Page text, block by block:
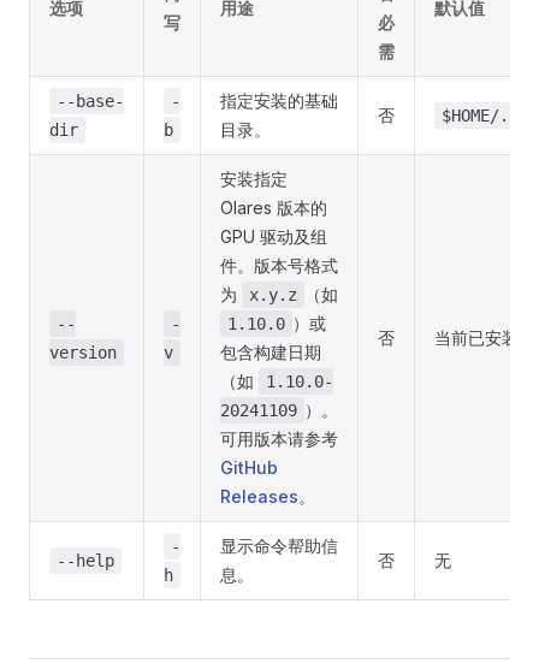
选项
写
用途
必
需
默认值
--base-
dir
-
b
指定安装的基础
目录。
否 $HOME/
--
version
-
v
安装指定
Olares 版本的
GPU 驱动及组
件。版本号格式
为
x.y.z （如
1.10.0 ）或
包含构建日期
（如
1.10.0-
20241109 ）。
可用版本请参考
GitHub
Releases。
否 当前已安装版
--help
-
h
显示命令帮助信
息。
否 无